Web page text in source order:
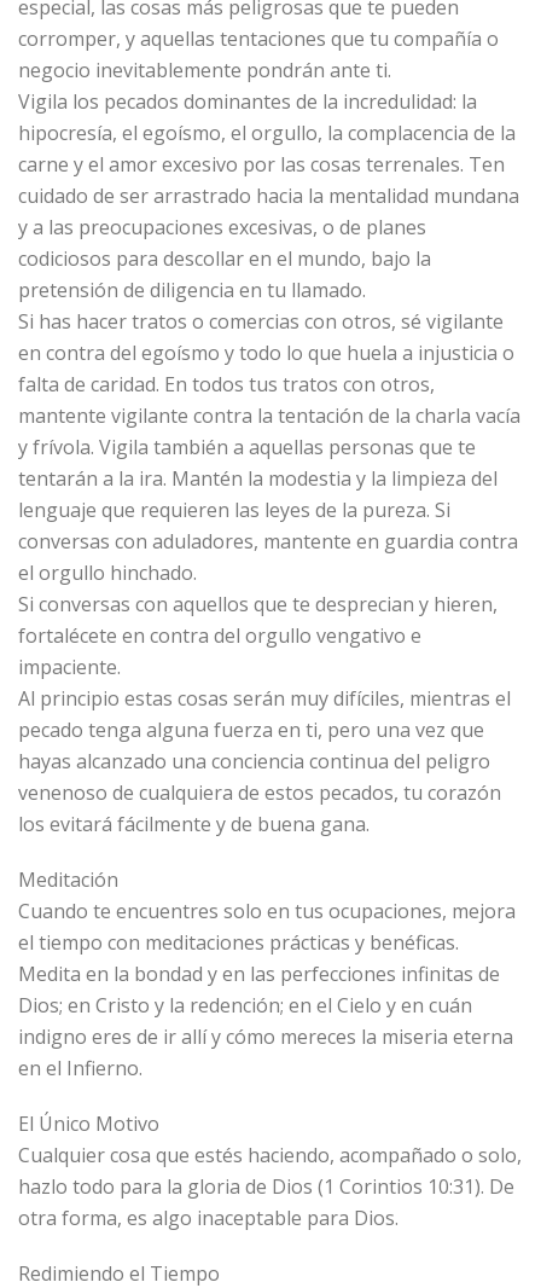
especial, las cosas más peligrosas que te pueden
corromper, y aquellas tentaciones que tu compañía o
negocio inevitablemente pondrán ante ti.
Vigila los pecados dominantes de la incredulidad: la
hipocresía, el egoísmo, el orgullo, la complacencia de la
carne y el amor excesivo por las cosas terrenales. Ten
cuidado de ser arrastrado hacia la mentalidad mundana
y a las preocupaciones excesivas, o de planes
codiciosos para descollar en el mundo, bajo la
pretensión de diligencia en tu llamado.
Si has hacer tratos o comercias con otros, sé vigilante
en contra del egoísmo y todo lo que huela a injusticia o
falta de caridad. En todos tus tratos con otros,
mantente vigilante contra la tentación de la charla vacía
y frívola. Vigila también a aquellas personas que te
tentarán a la ira. Mantén la modestia y la limpieza del
lenguaje que requieren las leyes de la pureza. Si
conversas con aduladores, mantente en guardia contra
el orgullo hinchado.
Si conversas con aquellos que te desprecian y hieren,
fortalécete en contra del orgullo vengativo e
impaciente.
Al principio estas cosas serán muy difíciles, mientras el
pecado tenga alguna fuerza en ti, pero una vez que
hayas alcanzado una conciencia continua del peligro
venenoso de cualquiera de estos pecados, tu corazón
los evitará fácilmente y de buena gana.
Meditación
Cuando te encuentres solo en tus ocupaciones, mejora
el tiempo con meditaciones prácticas y benéficas.
Medita en la bondad y en las perfecciones infinitas de
Dios; en Cristo y la redención; en el Cielo y en cuán
indigno eres de ir allí y cómo mereces la miseria eterna
en el Infierno.
El Único Motivo
Cualquier cosa que estés haciendo, acompañado o solo,
hazlo todo para la gloria de Dios (1 Corintios 10:31). De
otra forma, es algo inaceptable para Dios.
Redimiendo el Tiempo